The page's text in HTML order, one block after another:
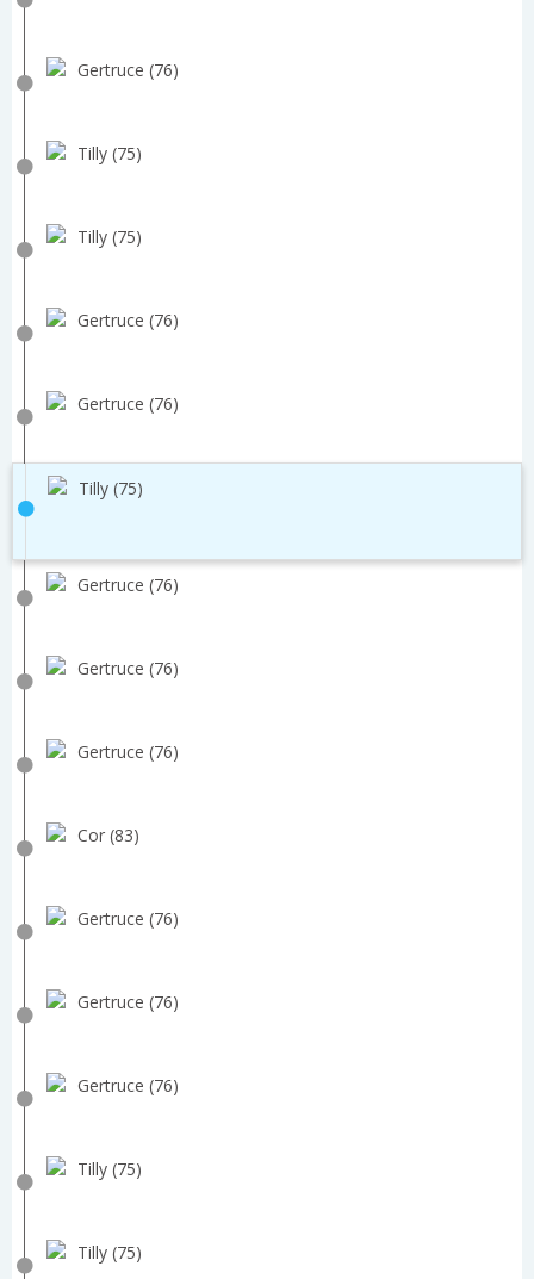
Gertruce (76)
Tilly (75)
Tilly (75)
Gertruce (76)
Gertruce (76)
Tilly (75)
Gertruce (76)
Gertruce (76)
Gertruce (76)
Cor (83)
Gertruce (76)
Gertruce (76)
Gertruce (76)
Tilly (75)
Tilly (75)